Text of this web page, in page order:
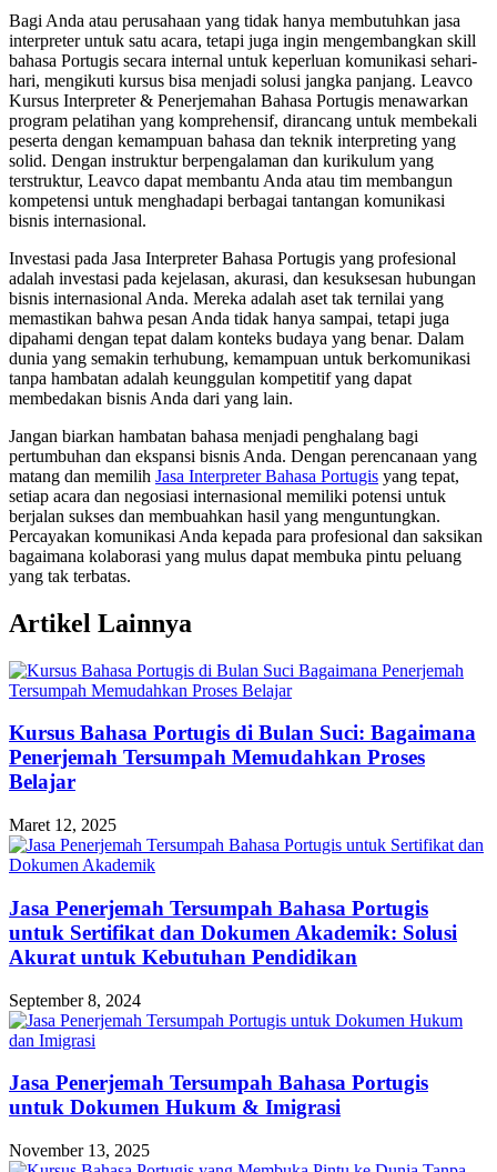
Bagi Anda atau perusahaan yang tidak hanya membutuhkan jasa
interpreter untuk satu acara, tetapi juga ingin mengembangkan skill
bahasa Portugis secara internal untuk keperluan komunikasi sehari-
hari, mengikuti kursus bisa menjadi solusi jangka panjang. Leavco
Kursus Interpreter & Penerjemahan Bahasa Portugis menawarkan
program pelatihan yang komprehensif, dirancang untuk membekali
peserta dengan kemampuan bahasa dan teknik interpreting yang
solid. Dengan instruktur berpengalaman dan kurikulum yang
terstruktur, Leavco dapat membantu Anda atau tim membangun
kompetensi untuk menghadapi berbagai tantangan komunikasi
bisnis internasional.
Investasi pada Jasa Interpreter Bahasa Portugis yang profesional
adalah investasi pada kejelasan, akurasi, dan kesuksesan hubungan
bisnis internasional Anda. Mereka adalah aset tak ternilai yang
memastikan bahwa pesan Anda tidak hanya sampai, tetapi juga
dipahami dengan tepat dalam konteks budaya yang benar. Dalam
dunia yang semakin terhubung, kemampuan untuk berkomunikasi
tanpa hambatan adalah keunggulan kompetitif yang dapat
membedakan bisnis Anda dari yang lain.
Jangan biarkan hambatan bahasa menjadi penghalang bagi
pertumbuhan dan ekspansi bisnis Anda. Dengan perencanaan yang
matang dan memilih Jasa Interpreter Bahasa Portugis yang tepat,
setiap acara dan negosiasi internasional memiliki potensi untuk
berjalan sukses dan membuahkan hasil yang menguntungkan.
Percayakan komunikasi Anda kepada para profesional dan saksikan
bagaimana kolaborasi yang mulus dapat membuka pintu peluang
yang tak terbatas.
Artikel Lainnya
Kursus Bahasa Portugis di Bulan Suci: Bagaimana
Penerjemah Tersumpah Memudahkan Proses
Belajar
Maret 12, 2025
Jasa Penerjemah Tersumpah Bahasa Portugis
untuk Sertifikat dan Dokumen Akademik: Solusi
Akurat untuk Kebutuhan Pendidikan
September 8, 2024
Jasa Penerjemah Tersumpah Bahasa Portugis
untuk Dokumen Hukum & Imigrasi
November 13, 2025